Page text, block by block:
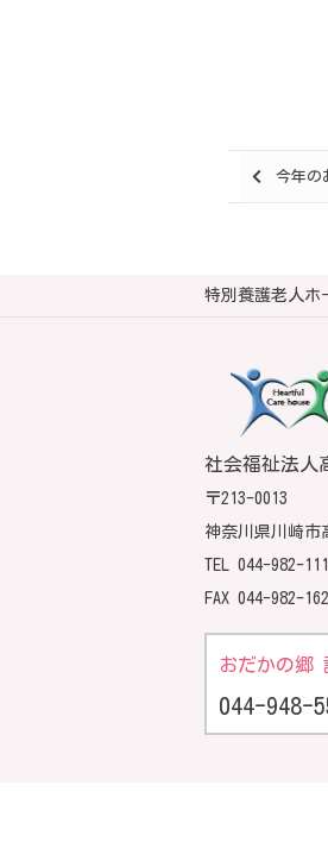
Posts
今年の
特別養護老人ホ
社会福祉法人
〒213-0013
神奈川県川崎市
TEL 044-982-
FAX 044-982-
おだかの郷
044-948-